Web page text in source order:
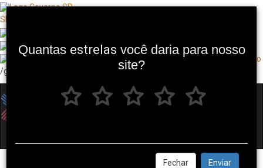
SP + Digital
/governosp
Quantas estrelas você daria para nosso
site?
Fechar Enviar